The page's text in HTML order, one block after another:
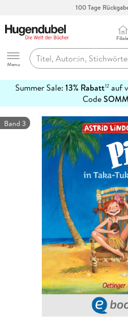
Hugendubel
Menu
Filiale
Summer Sale: 13% Rabatt12auf
Code
erfahren
Band 3